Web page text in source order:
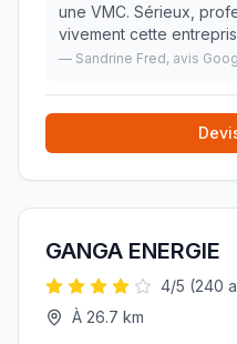
une VMC. Sérieux,
vivement cette
— Sandrine Fred, avis
GANGA ENERGIE
4/5 (240
À 26.7 km